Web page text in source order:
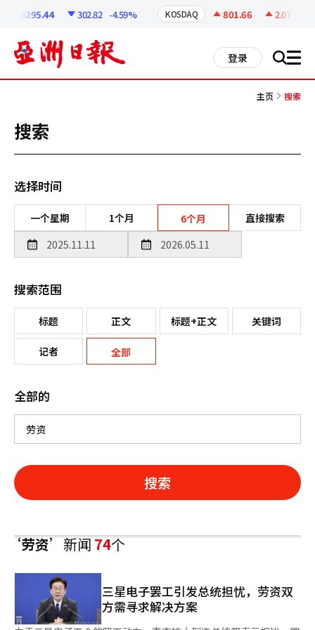
6295.44 302.82 -4.59% KOSDAQ 801.66 2.07
登录 搜 all
主页 搜索
搜索
选择时间
一个星期 1个月 6个月 直接搜索
搜索范围
标题 正文 标题+正文 关键词
记者 全部
全部的
搜索
‘劳资’新闻74个
三星电子罢工引发总统担忧，劳资双
方需寻求解决方案